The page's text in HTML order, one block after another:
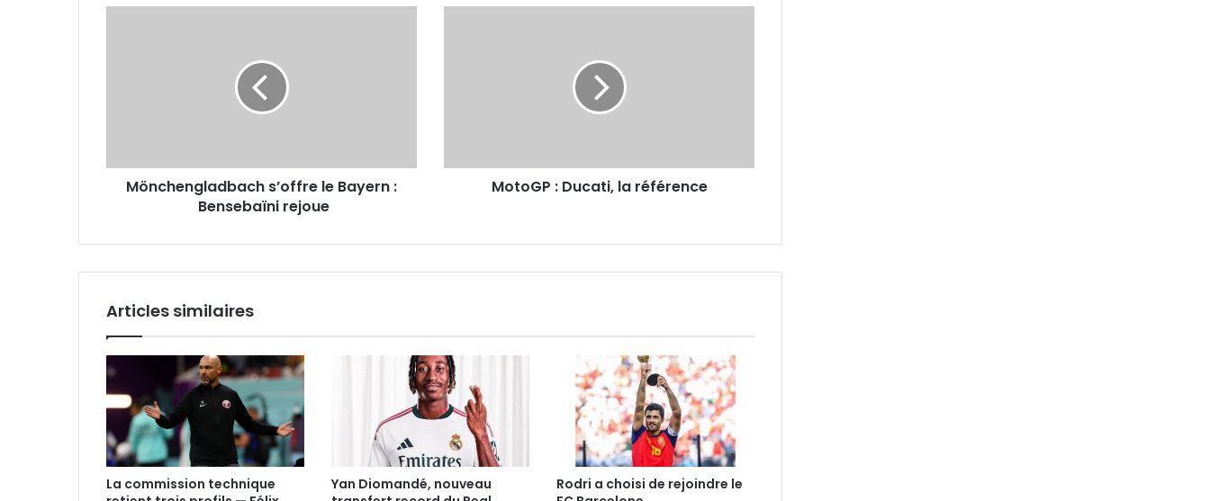
Mönchengladbach s’offre le Bayern :
Bensebaïni rejoue
MotoGP : Ducati, la référence
Articles similaires
La commission technique
Yan Diomandé, nouveau
Rodri a choisi de rejoindre le